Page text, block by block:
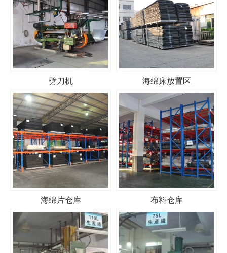
劈刀机 海绵床放置区
海绵片仓库 布料仓库